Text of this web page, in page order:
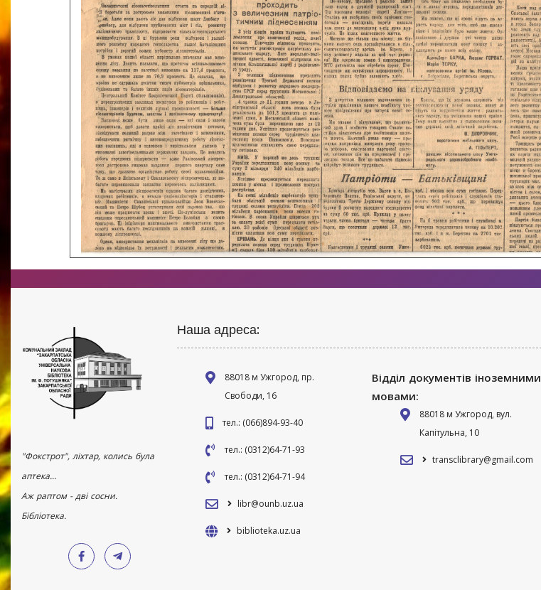
"Фокстрот", ліхтар, колись була
аптека...
Аж раптом - дві сосни.
Бібліотека.
Наша адреса:
88018 м Ужгород, пр.
Свободи, 16
тел.: (066)894-93-40
тел.: (0312)64-71-93
тел.: (0312)64-71-94
libr@ounb.uz.ua
biblioteka.uz.ua
Відділ документів іноземними
мовами:
88018 м Ужгород, вул.
Капітульна, 10
transclibrary@gmail.com